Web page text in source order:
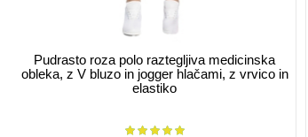
Pudrasto roza polo raztegljiva medicinska
obleka, z V bluzo in jogger hlačami, z vrvico in
elastiko